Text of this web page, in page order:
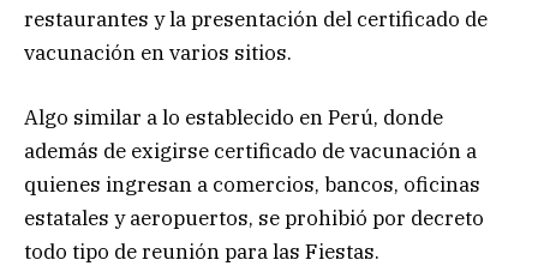
restaurantes y la presentación del certificado de
vacunación en varios sitios.
Algo similar a lo establecido en Perú, donde
además de exigirse certificado de vacunación a
quienes ingresan a comercios, bancos, oficinas
estatales y aeropuertos, se prohibió por decreto
todo tipo de reunión para las Fiestas.